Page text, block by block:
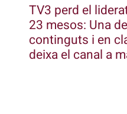
TV3 perd el
23 mesos: Una
continguts i en
deixa el canal a